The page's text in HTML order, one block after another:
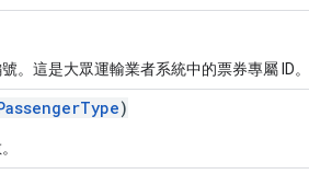
。這是大眾運輸業者系統中的票券專屬 ID。
)